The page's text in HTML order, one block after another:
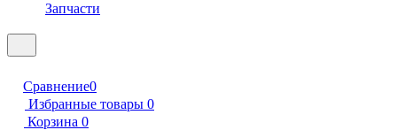
Запчасти
Сравнение0
Избранные товары 0
Корзина 0